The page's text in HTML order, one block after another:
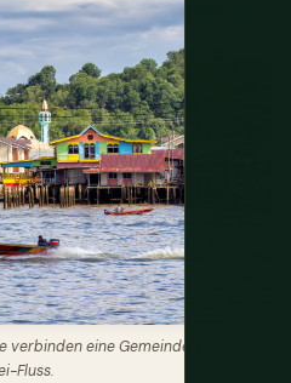
verbinden eine Gemeinde von
Fluss.